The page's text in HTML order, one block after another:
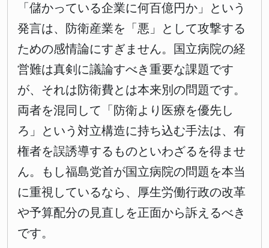
「儲かっている企業に何百億円か」という
発言は、防衛産業を「悪」として攻撃する
ための感情論にすぎません。国立病院の経
営難は真剣に議論すべき重要な課題です
が、それは防衛費とは本来別の問題です。
両者を混同して「防衛より医療を優先し
ろ」という対立構造に持ち込む手法は、有
権者を誤誘導するものといわざるを得ませ
ん。もし福島党首が国立病院の問題を本当
に重視しているなら、厚生労働行政の改革
や予算配分の見直しを正面から訴えるべき
です。